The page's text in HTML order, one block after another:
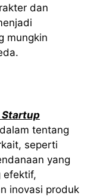
dan
mungkin
Startup
tentang
seperti
yang
efektif,
inovasi produk